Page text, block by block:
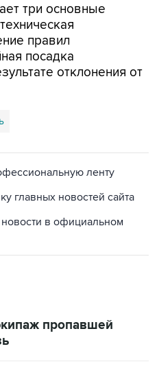
три основные
правил
посадка
отклонения от
ленту
главных новостей сайта
в официальном
пропавшей